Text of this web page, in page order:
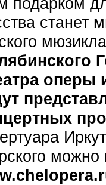
станет
оперы
можно